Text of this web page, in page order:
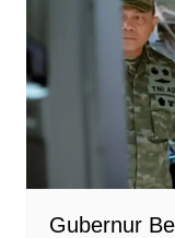
Gubernur